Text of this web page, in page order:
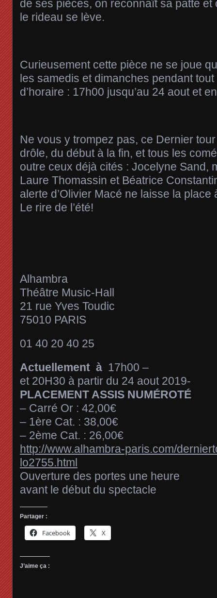
de ses pièces, on reconnaît sa patte
le rideau se lève.
Curieusement cette pièce ne se joue
les samedis et dimanches pendant tout
d’horaire : 17h00 jusqu’au 24 aout et
Ne vous y trompez pas, ce Dernier
drôle, du début à la fin, et tous les
outre ceux déjà cités : Jocelyne Sand,
Laure Thomassin et Béatrice
alerte d’Olivier Macé ne laisse la place
Le rire de l’été!
Alhambra
Théâtre Music-Hall
21 rue Yves Toudic
75010 PARIS
01 40 20 40 25
Actuellement à 17h00 –
et 20H30 à partir du 24 aout 2019-
PLACEMENT ASSIS NUMÉROTÉ
– Carré Or : 42,00€
– 1ère Cat. : 38,00€
– 2ème Cat. : 26,00€
http://www.alhambra-paris.com/
lo2755.html
Ouverture des portes une heure
avant le début du spectacle
Partager :
Facebook X
J’aime ça :